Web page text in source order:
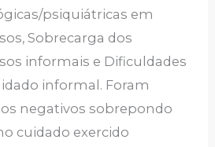
psiquiátricas em
Sobrecarga dos
informais e Dificuldades
informal. Foram
negativos sobrepondo
cuidado exercido